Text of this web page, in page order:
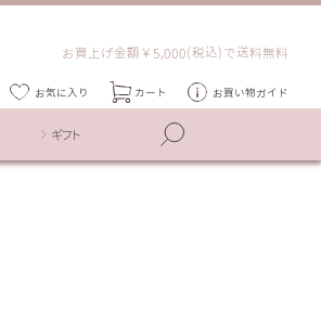
お買上げ金額￥5,000(税込)で送料無料
お気に入り カート お買い物ガイド
ギフト